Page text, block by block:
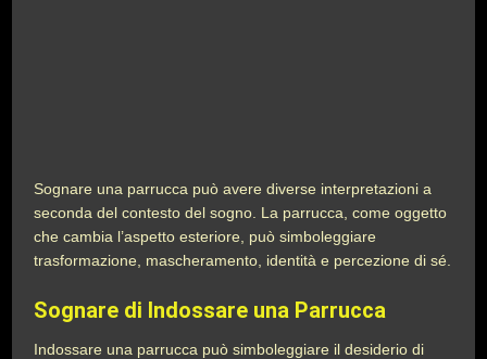
Sognare una parrucca può avere diverse interpretazioni a
seconda del contesto del sogno. La parrucca, come oggetto
che cambia l’aspetto esteriore, può simboleggiare
trasformazione, mascheramento, identità e percezione di sé.
Sognare di Indossare una Parrucca
Indossare una parrucca può simboleggiare il desiderio di